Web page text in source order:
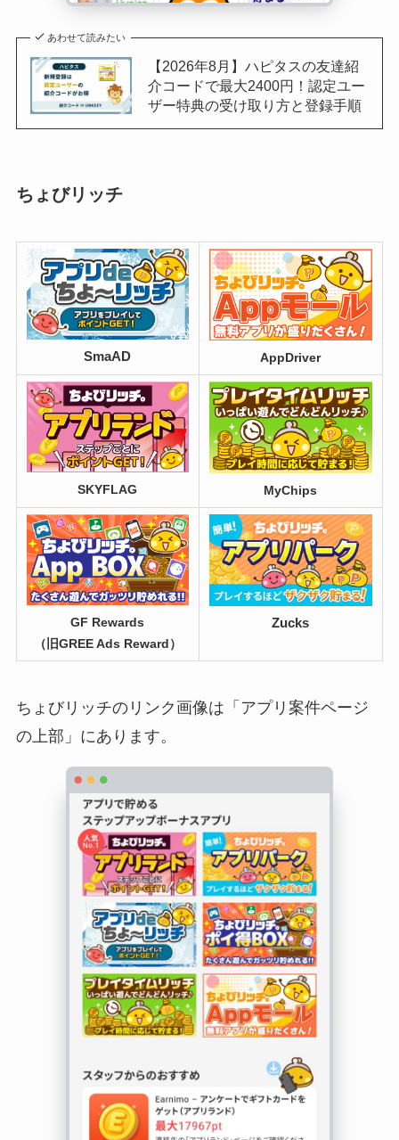
あわせて読みたい
【2026年8月】ハピタスの友達紹
介コードで最大2400円！認定ユー
ザー特典の受け取り方と登録手順
ちょびリッチ
SmaAD AppDriver
SKYFLAG MyChips
GF Rewards
（旧GREE Ads Reward）
Zucks
ちょびリッチのリンク画像は「アプリ案件ページ
の上部」にあります。